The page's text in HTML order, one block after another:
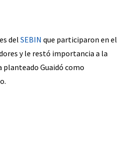
del SEBIN que participaron en el
y le restó importancia a la
Guaidó como